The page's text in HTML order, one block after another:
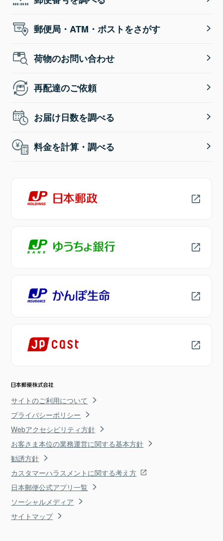
郵便局・ATM・ポストをさがす
荷物のお問い合わせ
再配達のご依頼
お届け日数を調べる
料金を計算・調べる
サイトのご利用について
プライバシーポリシー
Webアクセシビリティ方針
お客さま本位の業務運営に関する基本方針
勧誘方針
カスタマーハラスメントに関する考え方
日本郵便公式アプリ一覧
ソーシャルメディア
サイトマップ